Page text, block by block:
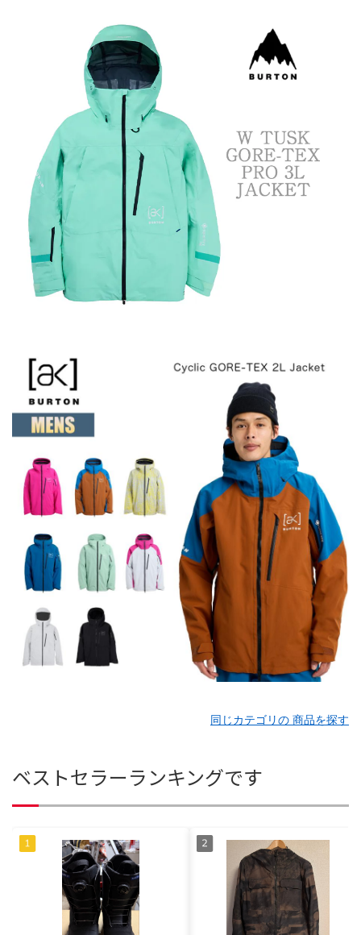
同じカテゴリの 商品を探す
ベストセラーランキングです